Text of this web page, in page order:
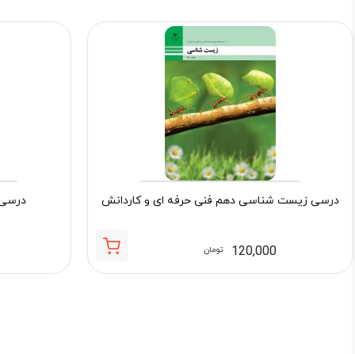
درسی زیست شناسی دهم فنی حرفه ای و کاردانش
120,000 تومان